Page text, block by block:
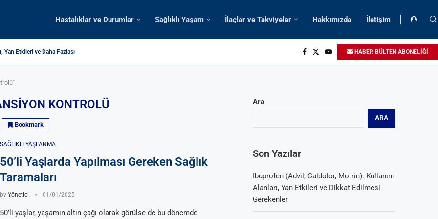
Hastalıklar ve Durumlar Sağlıklı Yaşam İlaçlar ve Takviyeler Hakkımızda İletişim
Yan Etkileri ve Daha Fazlası HABER BÜLTEN ABONELİĞİ
KONTROLÜ
Bookmark
SAĞLIKLI YAŞLANMA
50’li Yaşlarda Yapılması Gereken Sağlık
Taramaları
by Yönetici 01/01/2025
50’li yaşlar, yaşamın altın çağı olarak görülse de bu dönemde
Ara
ARA
Son Yazılar
Ibuprofen (Advil, Caldolor, Motrin): Kullanım
Alanları, Yan Etkileri ve Dikkat Edilmesi
Gerekenler